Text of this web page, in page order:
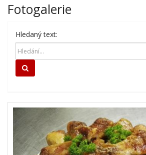
Fotogalerie
Hledaný text: